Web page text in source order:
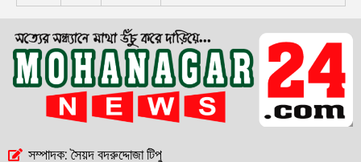
সম্পাদক: সৈয়দ বদরুদ্দোজা টিপু